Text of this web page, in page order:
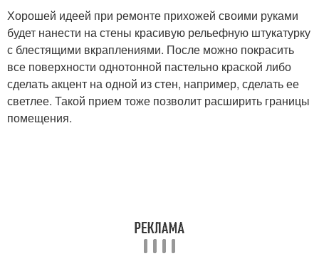
Хорошей идеей при ремонте прихожей своими руками
будет нанести на стены красивую рельефную штукатурку
с блестящими вкраплениями. После можно покрасить
все поверхности однотонной пастельно краской либо
сделать акцент на одной из стен, например, сделать ее
светлее. Такой прием тоже позволит расширить границы
помещения.